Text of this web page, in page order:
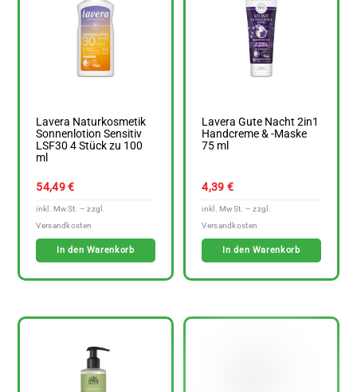
Lavera Naturkosmetik
Sonnenlotion Sensitiv
LSF30 4 Stück zu 100
ml
54,49€
In den Warenkorb
Lavera Gute Nacht 2in1
Handcreme & -Maske
75 ml
4,39 €
In den Warenkorb